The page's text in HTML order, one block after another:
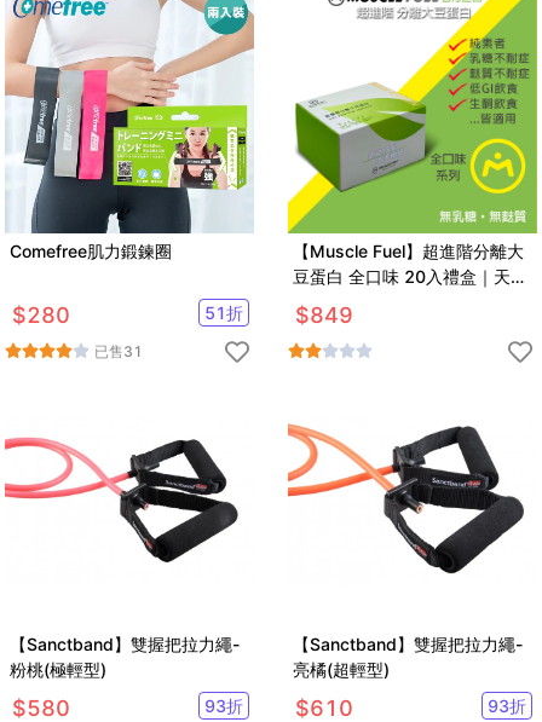
Comefree肌力鍛鍊圈
$280 51折
已售31
【Muscle Fuel】超進階分離大
豆蛋白 全口味 20入禮盒｜天然
無化學味｜素食者 適用
$849
【Sanctband】雙握把拉力繩-
粉桃(極輕型)
$580 93折
【Sanctband】雙握把拉力繩-
亮橘(超輕型)
$610 93折